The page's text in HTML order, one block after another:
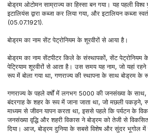
बोड्रम ओटोमन साम्राज्य का हिस्सा बन गया। यह पहली
इटालियंस द्वारा कब्जा कर लिया गया, और इटालियन कब्जा
(05.07.1921).
बोड्रम का नाम सेंट पेट्रोनियम के शूरवीरों से आया है।
बोड्रम का नाम सेंटपीटर किले के संस्थापकों, सेंट पेट्रोनियम
पेट्रियाम शूरवीरों से आता है। उस समय यह नाम, जो यहां रहने
रूप में बोला गया था, गणराज्य की स्थापना के साथ बोड्रम के
गणराज्य के पहले वर्षों में लगभग 5000 की जनसंख्या के साथ,
बंदरगाह के शहर के रूप में जाना जाता था, जो मछली पकड़ने,
माध्यम से जीवन यापन करता था, इससे पहले कि पर्यटन के
जनसंख्या वृद्धि और शहरी विकास ने बोड्रम को तेजी से
दिया। आज, बोड्रम दुनिया के सबसे विशेष और सुंदर भूगोल में